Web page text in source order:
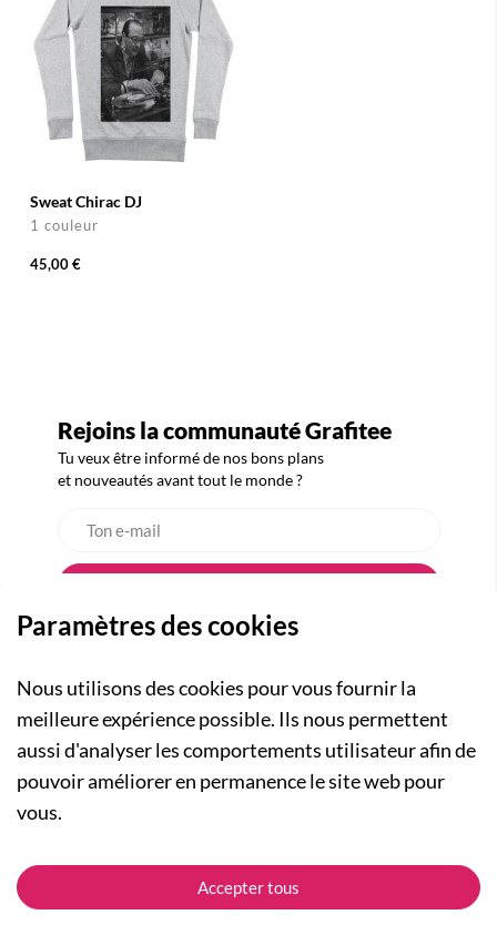
Sweat Chirac DJ
1 couleur
45,00 €
Rejoins la communauté Grafitee
Tu veux être informé de nos bons plans
et nouveautés avant tout le monde ?
A PROPOS
Qui sommes-nous ?
Actualités
Nos engagements
Collection Femme
Collection Enfants
ASSISTANCE
Suivre ma commande
Paramètres des cookies
Nous utilisons des cookies pour vous fournir la
meilleure expérience possible. Ils nous permettent
aussi d'analyser les comportements utilisateur afin de
pouvoir améliorer en permanence le site web pour
vous.
Accepter tous